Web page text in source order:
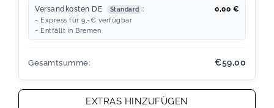
Versandkosten DE Standard : 0,00 €
- Express für 9,-€ verfügbar
- Entfällt in Bremen
Gesamtsumme: €59,00
EXTRAS HINZUFÜGEN